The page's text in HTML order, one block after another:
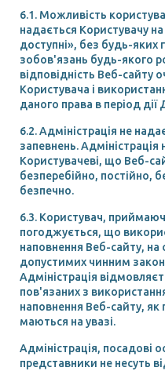
6.1. Можливість
надається Користувачу
доступні», без будь-яких
зобов'язань будь-якого
відповідність Веб-сайту
Користувача і
даного права в період дії
6.2. Адміністрація не
запевнень. Адміністрація
Користувачеві, що Веб-
безперебійно, постійно,
безпечно.
6.3. Користувач,
погоджується, що
наповнення Веб-сайту, на
допустимих чинним
Адміністрація
пов'язаних з
наповнення Веб-сайту, як
маються на увазі.
Адміністрація, посадові
представники не несуть